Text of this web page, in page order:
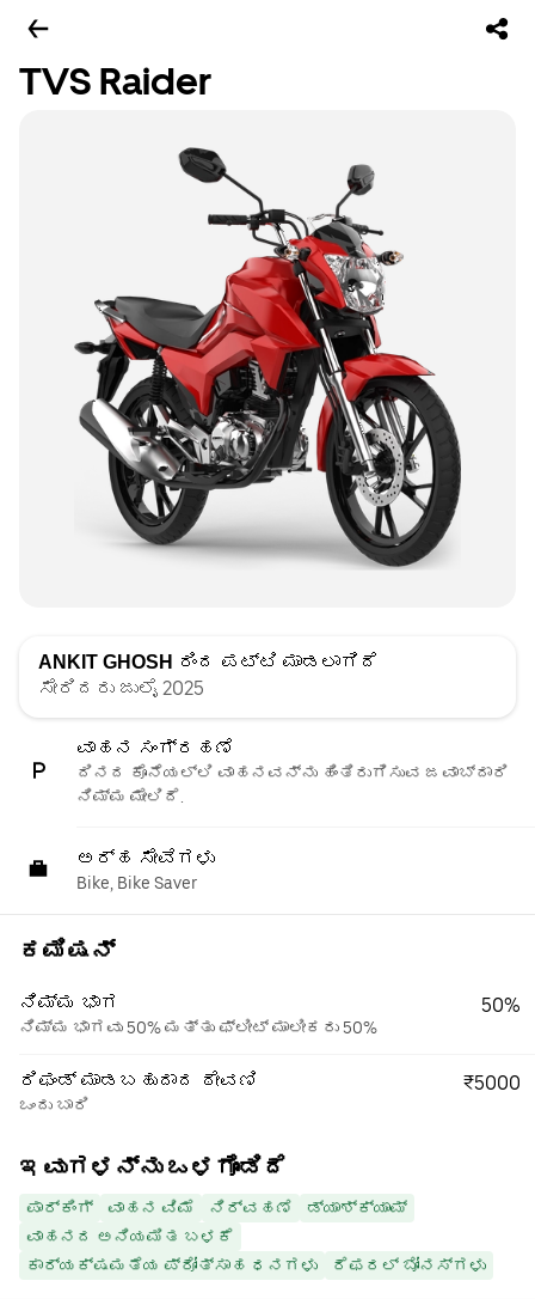
TVS Raider
ANKIT GHOSH ರಿಂದ ಪಟ್ಟಿ ಮಾಡಲಾಗಿದೆ
ಸೇರಿದರು ಜುಲೈ 2025
ವಾಹನ ಸಂಗ್ರಹಣೆ
ದಿನದ ಕೊನೆಯಲ್ಲಿ ವಾಹನವನ್ನು ಹಿಂತಿರುಗಿಸುವ ಜವಾಬ್ದಾರಿ
ನಿಮ್ಮ ಮೇಲಿದೆ.
ಅರ್ಹ ಸೇವೆಗಳು
Bike, Bike Saver
ಕಮಿಷನ್
ನಿಮ್ಮ ಭಾಗ
ನಿಮ್ಮ ಭಾಗವು 50% ಮತ್ತು ಫ್ಲೀಟ್ ಮಾಲೀಕರು 50%
50%
ರಿಫಂಡ್ ಮಾಡಬಹುದಾದ ಠೇವಣಿ
ಒಂದು ಬಾರಿ
₹5000
ಇವುಗಳನ್ನು ಒಳಗೊಂಡಿದೆ
ಪಾರ್ಕಿಂಗ್ ವಾಹನ ವಿಮೆ ನಿರ್ವಹಣೆ
ಡ್ಯಾಶ್‌ಕ್ಯಾಮ್
ವಾಹನದ ಅನಿಯಮಿತ ಬಳಕೆ
ಕಾರ್ಯಕ್ಷಮತೆಯ ಪ್ರೋತ್ಸಾಹ ಧನಗಳು
ರೆಫರಲ್ ಬೋನಸ್‌ಗಳು